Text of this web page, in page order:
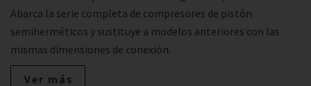
Abarca la serie completa de compresores de pistón
semiherméticos y sustituye a modelos anteriores con las
mismas dimensiones de conexión.
Ver más